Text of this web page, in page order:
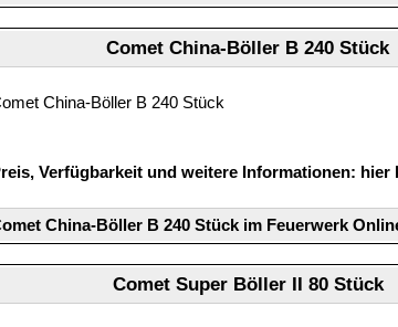
Comet China-Böller B 240 Stück
China-Böller B 240 Stück
Verfügbarkeit und weitere Informationen: hier
China-Böller B 240 Stück im Feuerwerk
Comet Super Böller II 80 Stück